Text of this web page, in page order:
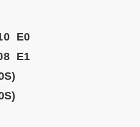
E0
E1